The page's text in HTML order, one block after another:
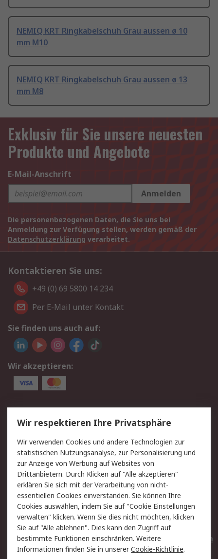
NEMIQ KRT Ringkabelschuh Grau aussen ø 10
mm M10
NEMIQ KRT Ringkabelschuh Grau aussen ø 13
mm M8
Exklusiv für Sie unsere neuesten
Produkte und Angebote
E-Mail-Anschrift
Anmelden
Die personenbezogenen Daten, die Sie uns bei
Anmeldung zur Verfügung stellen, werden gemäß der
Datenschutzerklärung verarbeitet.
Kontaktieren Sie uns:
+49 (0) 69 5800 14 234
Per E-Mail unter Kontakt
Sie finden uns auch auf:
Wir akzeptieren:
Service
Value Added Services
Lieferlösungen
Rücksendungen
Kontakt
Hilfe
Privatkunden
Rechtliches
AGB
Datenschutz
Cookie-Richtlinie
Zahlungsbedingungen
Copyright/Impressum
Entsorgung
Elektrogeräte/Batterien
Wir respektieren Ihre Privatsphäre
Wir verwenden Cookies und andere Technologien zur
statistischen Nutzungsanalyse, zur Personalisierung und
zur Anzeige von Werbung auf Websites von
Drittanbietern. Durch Klicken auf "Alle akzeptieren"
erklären Sie sich mit der Verarbeitung von nicht-
essentiellen Cookies einverstanden. Sie können Ihre
Cookies auswählen, indem Sie auf "Cookie Einstellungen
verwalten" klicken. Wenn Sie dies nicht möchten, klicken
Sie auf "Alle ablehnen". Dies kann den Zugriff auf
bestimmte Funktionen einschränken. Weitere
Informationen finden Sie in unsererCookie-Richtlinie.